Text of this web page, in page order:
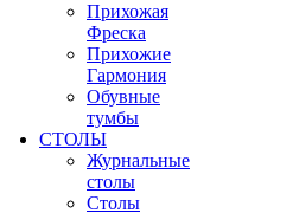
Прихожая
Фреска
Прихожие
Гармония
Обувные
тумбы
СТОЛЫ
Журнальные
столы
Столы